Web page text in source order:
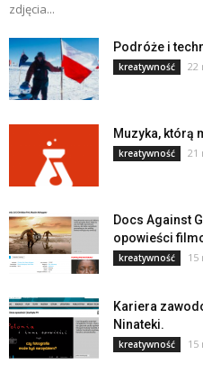
zdjęcia...
Podróże i
kreatywność 22
Muzyka, którą
kreatywność 21
Docs Against
opowieści
kreatywność 15
Kariera
Ninateki.
kreatywność 15